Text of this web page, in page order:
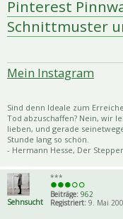
Pinterest
Schnittmuster
Mein Instagram
Sind denn Ideale zum
Tod abzuschaffen? Nein, wir
lieben, und gerade
Stunde lang so schön.
- Hermann Hesse, Der
Sehnsucht
***
Beiträge: 962
Registriert: 9. Mai